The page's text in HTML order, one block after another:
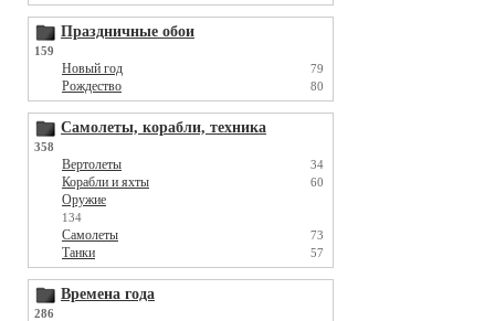
Праздничные обои
159
Новый год 79
Рождество 80
Самолеты, корабли, техника
358
Вертолеты 34
Корабли и яхты 60
Оружие
134
Самолеты 73
Танки 57
Времена года
286